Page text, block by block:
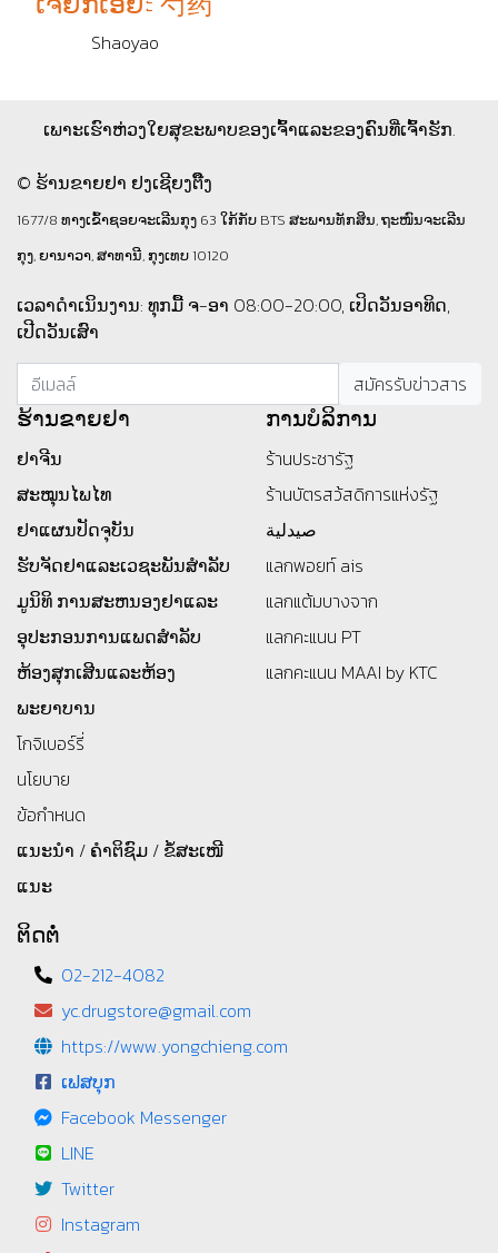
Shaoyao
ເພາະເຮົາຫ່ວງໃຍສຸຂະພາບຂອງເຈົ້າແລະຂອງຄົນທີ່ເຈົ້າຮັກ.
© ຮ້ານຂາຍຢາ ຢງເຊີຍງຕຶ໊ງ
1677/8 ທາງເຂົ້າຊອຍຈະເລີນກຸງ 63 ໃກ້ກັບ BTS ສະພານທັກສິນ, ຖະໜົນຈະເລີນ
ກຸງ, ຍານາວາ, ສາທານີ, ກຸງເທບ 10120
ເວລາດຳເນິນງານ: ທຸກມື້ ຈ-ອາ 08:00-20:00, ເປິດວັນອາທິດ,
ເປີດວັນເສົາ
ຮ້ານ​ຂາຍ​ຢາ
ຢາຈີນ
ສະໝຸນໄພໄທ
ຢາແຜນປັດຈຸບັນ
ຮັບຈັດຢາແລະເວຊະພັນສໍາລັບ
ມູນິທິ ການສະຫນອງຢາແລະ
ອຸປະກອນການແພດສໍາລັບ
ຫ້ອງສຸກເສີນແລະຫ້ອງ
ພະຍາບານ
โกจิเบอร์รี่
นโยบาย
ข้อกำหนด
ແນະນຳ / ຄຳຕິຊົມ / ຂໍ້ສະເໜີ
ແນະ
ການບໍລິການ
ร้านประชารัฐ
ร้านบัตรสว้สดิการแห่งรัฐ
صيدلية
แลกพอยท์ ais
แลกแต้มบางจาก
แลกคะแนน PT
แลกคะแนน MAAI by KTC
ຕິດຕໍ່
02-212-4082
yc.drugstore@gmail.com
https://www.yongchieng.com
ເຟສບຸກ
Facebook Messenger
LINE
Twitter
Instagram